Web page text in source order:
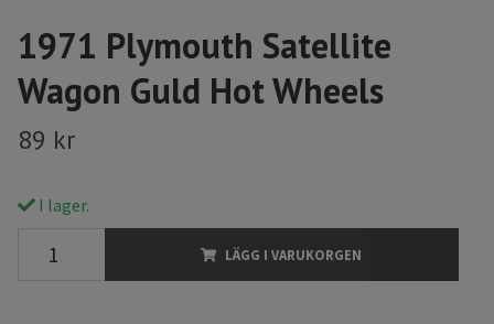
1971 Plymouth Satellite
Wagon Guld Hot Wheels
89 kr
I lager.
LÄGG I VARUKORGEN